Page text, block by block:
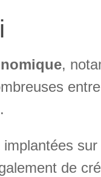
,
implantées
de